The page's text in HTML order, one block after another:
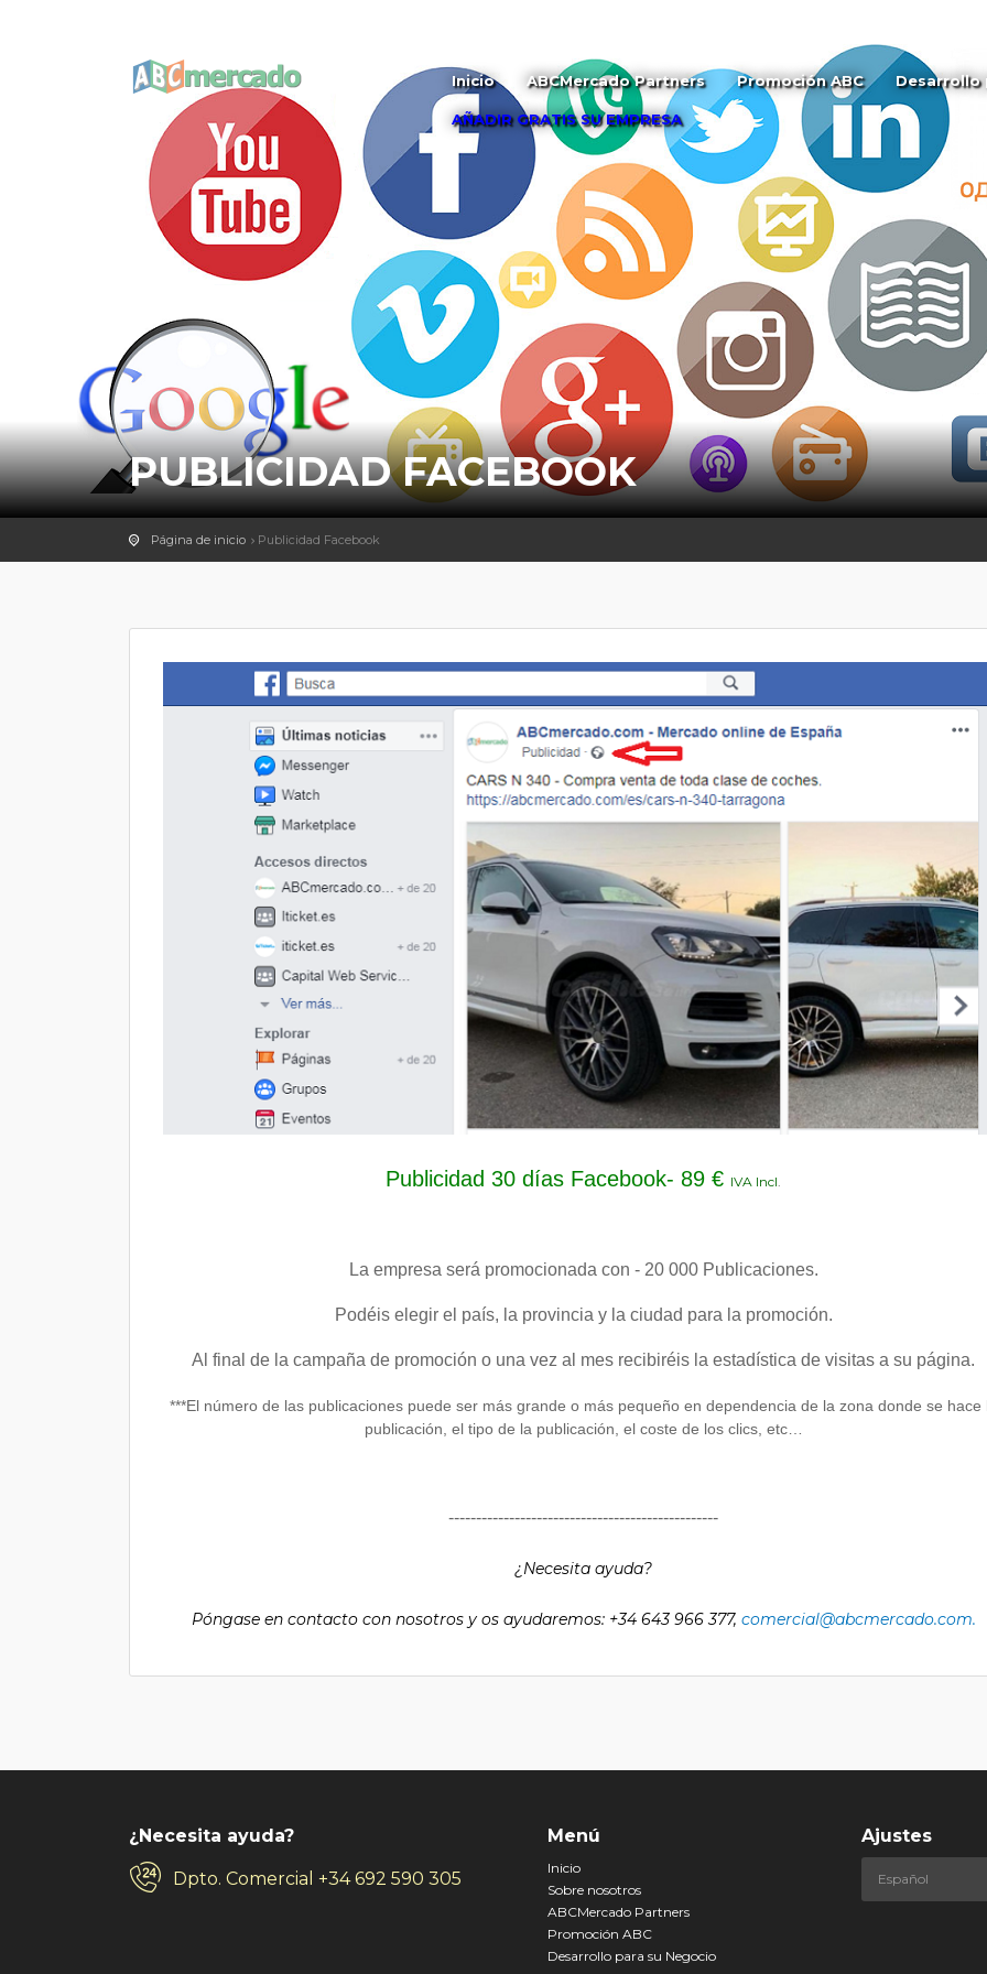
Inicio ABCMercado Partners Promoción ABC Desarrollo
AÑADIR GRATIS SU EMPRESA
PUBLICIDAD FACEBOOK
Página de inicio Publicidad Facebook
Publicidad 30 días Facebook- 89 € IVA Incl.
La empresa será promocionada con - 20 000 Publicaciones.
Podéis elegir el país, la provincia y la ciudad para la promoción.
Al final de la campaña de promoción o una vez al mes recibiréis la estadística de visitas a su página.
***El número de las publicaciones puede ser más grande o más pequeño en dependencia de la zona donde se hace
publicación, el tipo de la publicación, el coste de los clics, etc…
-------------------------------------------------
¿Necesita ayuda?
Póngase en contacto con nosotros y os ayudaremos: +34 643 966 377, comercial@abcmercado.com.
¿Necesita ayuda?
Dpto. Comercial +34 692 590 305
Menú
Inicio
Sobre nosotros
ABCMercado Partners
Promoción ABC
Desarrollo para su Negocio
Ajustes